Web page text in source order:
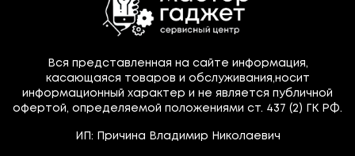
Вся представленная на сайте информация,
касающаяся товаров и обслуживания,носит
информационный характер и не является публичной
офертой, определяемой положениями ст. 437 (2) ГК РФ.
ИП: Причина Владимир Николаевич